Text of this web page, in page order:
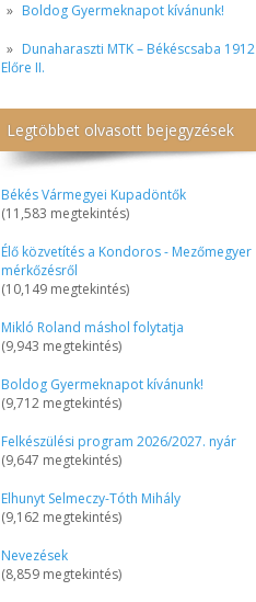
Boldog Gyermeknapot kívánunk!
Dunaharaszti MTK – Békéscsaba 1912
Előre II.
Legtöbbet olvasott bejegyzések
Békés Vármegyei Kupadöntők
(11,583 megtekintés)
Élő közvetítés a Kondoros - Mezőmegyer
mérkőzésről
(10,149 megtekintés)
Mikló Roland máshol folytatja
(9,943 megtekintés)
Boldog Gyermeknapot kívánunk!
(9,712 megtekintés)
Felkészülési program 2026/2027. nyár
(9,647 megtekintés)
Elhunyt Selmeczy-Tóth Mihály
(9,162 megtekintés)
Nevezések
(8,859 megtekintés)